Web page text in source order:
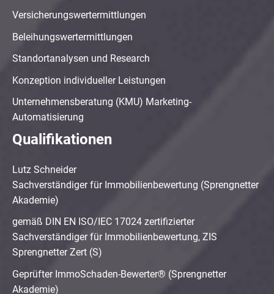
Versicherungswertermittlungen
Beleihungswertermittlungen
Standortanalysen und Research
Konzeption individueller Leistungen
Unternehmensberatung (KMU) Marketing-
Automatisierung
Qualifikationen
Lutz Schneider
Sachverständiger für Immobilienbewertung (Sprengnetter
Akademie)
gemäß DIN EN ISO/IEC 17024 zertifizierter
Sachverständiger für Immobilienbewertung, ZIS
Sprengnetter Zert (S)
Geprüfter ImmoSchaden-Bewerter® (Sprengnetter
Akademie)